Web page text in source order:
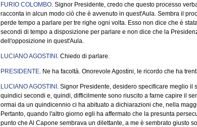
FURIO COLOMBO. Signor Presidente, credo che questo processo
racconta in alcun modo ciò che è avvenuto in quest'Aula. Sembra il
perde tempo a parlare per tre righe ogni volta. Esso non dice che è
secondi di tempo a disposizione per parlare e non dice che la
dell'opposizione in quest'Aula.
LUCIANO AGOSTINI . Chiedo di parlare.
PRESIDENTE. Ne ha facoltà. Onorevole Agostini, le ricordo che ha
LUCIANO AGOSTINI . Signor Presidente, desidero specificare meglio il
quindici secondi e, quindi, difficilmente sono riuscito a farne capire il
ormai da un quindicennio ci ha abituato a dichiarazioni che, nella
Pertanto, quando l'altro giorno egli ha affermato che la presunta
punto che Al Capone sembrava un dilettante, a me è sembrato giusto